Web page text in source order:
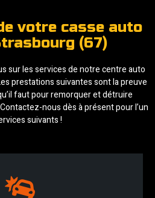
votre casse auto
(67)
sur les services de notre centre auto
prestations suivantes sont la preuve
faut pour remorquer et détruire
nous dès à présent pour l’un
suivants !